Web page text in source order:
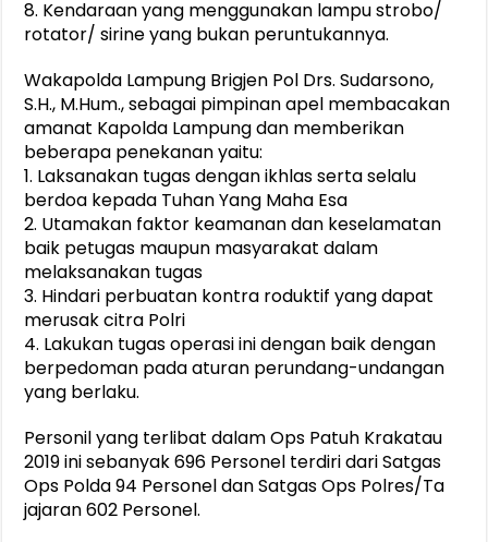
8. Kendaraan yang menggunakan lampu strobo/
rotator/ sirine yang bukan peruntukannya.
Wakapolda Lampung Brigjen Pol Drs. Sudarsono,
S.H., M.Hum., sebagai pimpinan apel membacakan
amanat Kapolda Lampung dan memberikan
beberapa penekanan yaitu:
1. Laksanakan tugas dengan ikhlas serta selalu
berdoa kepada Tuhan Yang Maha Esa
2. Utamakan faktor keamanan dan keselamatan
baik petugas maupun masyarakat dalam
melaksanakan tugas
3. Hindari perbuatan kontra roduktif yang dapat
merusak citra Polri
4. Lakukan tugas operasi ini dengan baik dengan
berpedoman pada aturan perundang-undangan
yang berlaku.
Personil yang terlibat dalam Ops Patuh Krakatau
2019 ini sebanyak 696 Personel terdiri dari Satgas
Ops Polda 94 Personel dan Satgas Ops Polres/Ta
jajaran 602 Personel.